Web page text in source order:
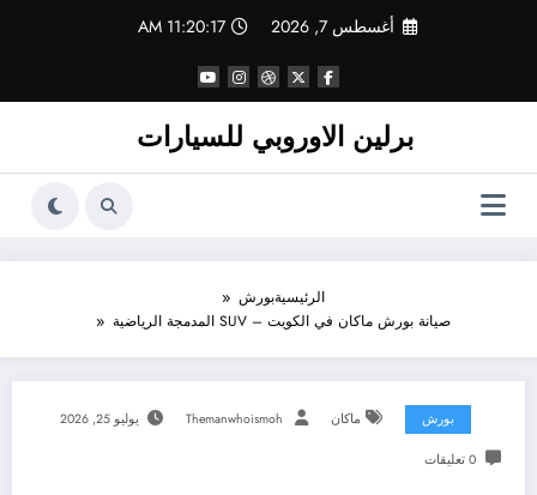
أغسطس 7, 2026 11:20:18 AM
برلين الاوروبي للسيارات
الرئيسيةبورش
صيانة بورش ماكان في الكويت – SUV المدمجة الرياضية
بورش ماكان Themanwhoismoh يوليو 25, 2026
0 تعليقات